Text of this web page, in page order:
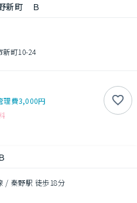
新町 Ｂ
新町10-24
理費3,000円
/ 秦野駅 徒歩18分